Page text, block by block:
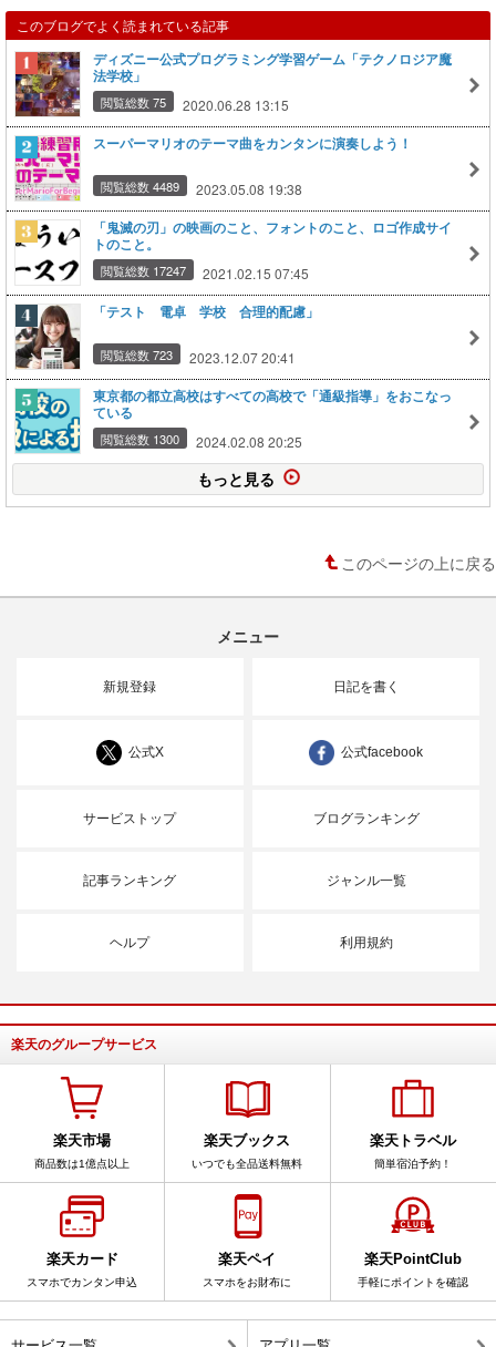
このブログでよく読まれている記事
ディズニー公式プログラミング学習ゲーム「テクノロジア魔
法学校」
閲覧総数 75 2020.06.28 13:15
スーパーマリオのテーマ曲をカンタンに演奏しよう！
閲覧総数 4489 2023.05.08 19:38
「鬼滅の刃」の映画のこと、フォントのこと、ロゴ作成サイ
トのこと。
閲覧総数 17247 2021.02.15 07:45
「テスト 電卓 学校 合理的配慮」
閲覧総数 723 2023.12.07 20:41
東京都の都立高校はすべての高校で「通級指導」をおこなっ
ている
閲覧総数 1300 2024.02.08 20:25
もっと見る
このページの上に戻る
メニュー
新規登録 日記を書く
公式X 公式facebook
サービストップ ブログランキング
記事ランキング ジャンル一覧
ヘルプ 利用規約
楽天のグループサービス
楽天市場
商品数は1億点以上
楽天ブックス
いつでも全品送料無料
楽天トラベル
簡単宿泊予約！
楽天カード
スマホでカンタン申込
楽天ペイ
スマホをお財布に
楽天PointClub
手軽にポイントを確認